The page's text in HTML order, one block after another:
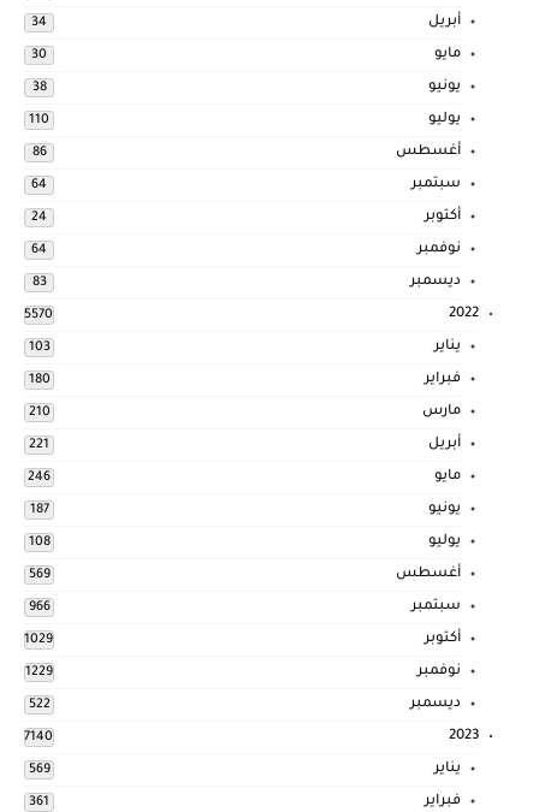
أبريل 34
مايو 30
يونيو 38
يوليو 110
أغسطس 86
سبتمبر 64
أكتوبر 24
نوفمبر 64
ديسمبر 83
2022
5570
يناير 103
فبراير 180
مارس 210
أبريل 221
مايو 246
يونيو 187
يوليو 108
أغسطس 569
سبتمبر 966
أكتوبر 1029
نوفمبر 1229
ديسمبر 522
2023
7140
يناير 569
فبراير 361